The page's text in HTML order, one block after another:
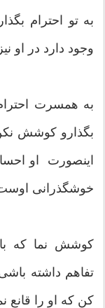
به تو احترام
وجود دارد در او
به همسرت
بگذارو کوشش
اینصورت او
خوشگذرانی
کوشش نما که
تفاهم داشته
کن که او را قانع